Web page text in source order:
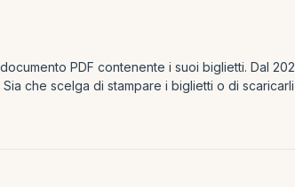
PDF contenente i suoi biglietti. Dal
che scelga di stampare i biglietti o di